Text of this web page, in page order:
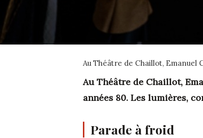
Au Théâtre de Chaillot, Emanuel
Au Théâtre de Chaillot,
années 80. Les lumières,
Parade à froid